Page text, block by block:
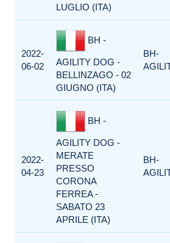
LUGLIO (ITA)
2022-
06-02
BH -
AGILITY DOG -
BELLINZAGO - 02
GIUGNO (ITA)
BH-
2022-
04-23
BH -
AGILITY DOG -
MERATE
PRESSO
CORONA
FERREA -
SABATO 23
APRILE (ITA)
BH-